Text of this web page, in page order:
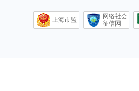
上海市监
网络社会
征信网